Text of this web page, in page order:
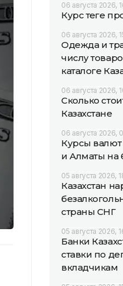
06 августа 2026,
Курс теңге
06 августа 2026,
Одежда и
числу
каталоге
06 августа 2026,
Сколько
Казахстане
06 августа 2026,
Курсы
и Алматы на
05 августа 2026,
Казахстан
страны СНГ
05 августа 2026,
Банки
ставки по
вкладчикам